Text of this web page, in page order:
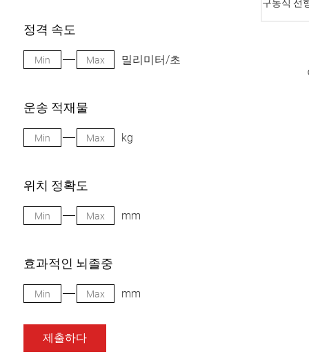
정격 속도
밀리미터/초
운송 적재물
kg
위치 정확도
mm
효과적인 뇌졸중
mm
제출하다